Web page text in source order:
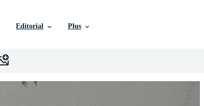
Editorial Plus